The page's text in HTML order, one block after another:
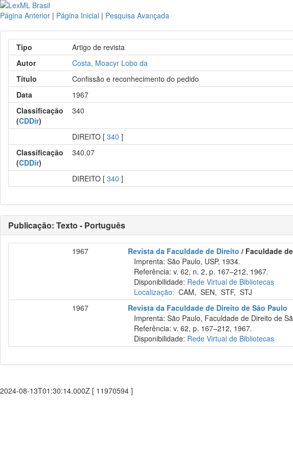
Página Anterior | Página Inicial | Pesquisa Avançada
Tipo
Artigo de revista
Autor
Costa, Moacyr Lobo da
Título
Confissão e reconhecimento do pedido
Data
1967
Classificação
(CDDir)
340
DIREITO [340 ]
Classificação
(CDDir)
340.07
DIREITO [340 ]
Publicação: Texto - Português
1967 Revista da Faculdade de Direito / Faculdade
Imprenta: São Paulo, USP, 1934.
Referência: v. 62, n. 2, p. 167–212, 1967.
Disponibilidade: Rede Virtual de Bibliotecas
Localização: CAM,SEN,STF,STJ
1967
Revista da Faculdade de Direito de São Paulo
Imprenta: São Paulo, Faculdade de Direito de
Referência: v. 62, p. 167–212, 1967.
Disponibilidade: Rede Virtual de Bibliotecas
2024-08-13T01:30:14.000Z [ 11970594 ]